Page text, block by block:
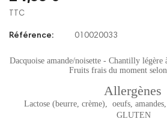
TTC
Référence: 010020033
Dacquoise amande/noisette - Chantilly légère
Fruits frais du moment
Allergènes
Lactose (beurre, crème), oeufs,
GLUTEN